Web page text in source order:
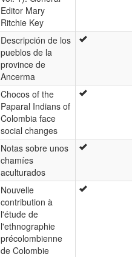
Editor Mary
Ritchie Key
Descripción de los
pueblos de la
province de
Ancerma
Chocos of the
Paparal Indians of
Colombia face
social changes
Notas sobre unos
chamíes
aculturados
Nouvelle
contribution à
l'étude de
l'ethnographie
précolombienne
de Colombie